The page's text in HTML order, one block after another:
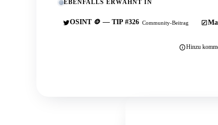
EBENFALLS ERWÄHNT IN
OSINT 🪙 — TIP #326 Community-Beitrag
Hinzu